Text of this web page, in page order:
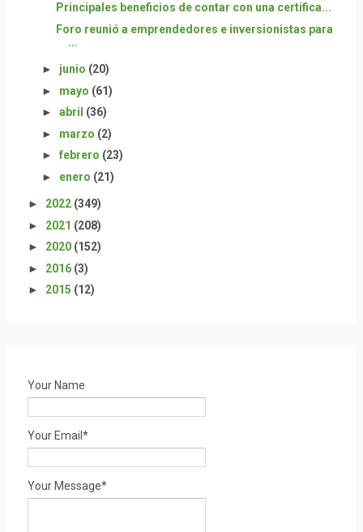
Principales beneficios de contar con una certifica...
Foro reunió a emprendedores e inversionistas para
...
► junio (20)
► mayo (61)
► abril (36)
► marzo (2)
► febrero (23)
► enero (21)
► 2022 (349)
► 2021 (208)
► 2020 (152)
► 2016 (3)
► 2015 (12)
Your Name
Your Email*
Your Message*